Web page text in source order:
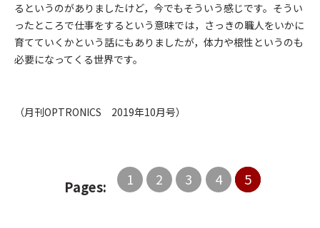
るというのがありましたけど，今でもそういう感じです。そうい
ったところで仕事をするという意味では，さっきの職人をいかに
育てていくかという話にもありましたが，体力や根性というのも
必要になってくる世界です。
（月刊OPTRONICS 2019年10月号）
Pages: 1 2 3 4 5